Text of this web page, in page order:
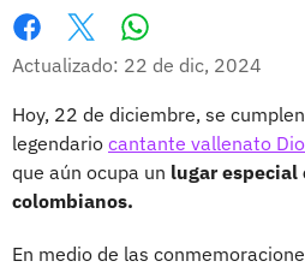
Facebook
X
Actualizado: 22 de dic, 2024
Hoy, 22 de diciembre, se
legendario cantante vallenato
que aún ocupa un lugar especial
colombianos.
En medio de las